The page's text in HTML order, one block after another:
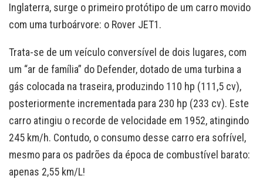
Inglaterra, surge o primeiro protótipo de um carro movido
com uma turboárvore: o Rover JET1.
Trata-se de um veículo conversível de dois lugares, com
um “ar de família” do Defender, dotado de uma turbina a
gás colocada na traseira, produzindo 110 hp (111,5 cv),
posteriormente incrementada para 230 hp (233 cv). Este
carro atingiu o recorde de velocidade em 1952, atingindo
245 km/h. Contudo, o consumo desse carro era sofrível,
mesmo para os padrões da época de combustível barato:
apenas 2,55 km/L!